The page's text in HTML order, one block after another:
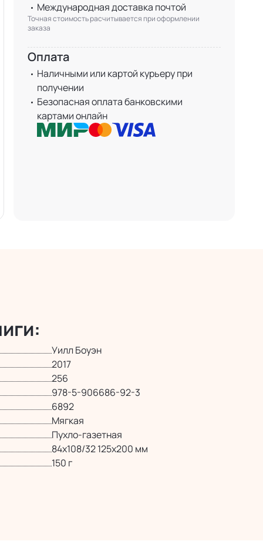
Международная доставка почтой
Точная стоимость расчитывается при оформлении
заказа
Оплата
Наличными или картой курьеру при
получении
Безопасная оплата банковскими
картами онлайн
Уилл Боуэн
2017
256
978-5-906686-92-3
6892
Мягкая
Пухло-газетная
84х108/32 125х200 мм
150 г